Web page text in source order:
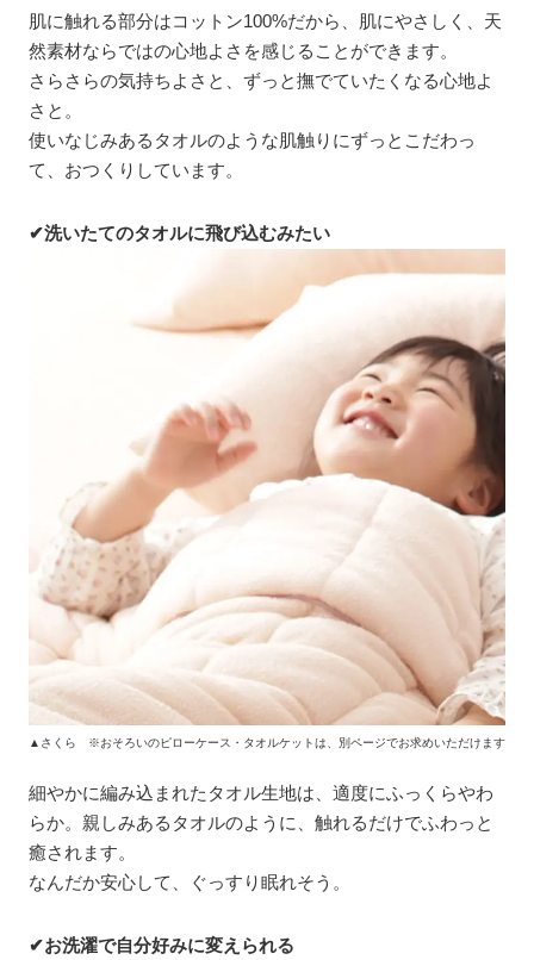
肌に触れる部分はコットン100%だから、肌にやさしく、天
然素材ならではの心地よさを感じることができます。
さらさらの気持ちよさと、ずっと撫でていたくなる心地よ
さと。
使いなじみあるタオルのような肌触りにずっとこだわっ
て、おつくりしています。
✔洗いたてのタオルに飛び込むみたい
▲さくら ※おそろいのピローケース・タオルケットは、別ページでお求めいただけます
細やかに編み込まれたタオル生地は、適度にふっくらやわ
らか。親しみあるタオルのように、触れるだけでふわっと
癒されます。
なんだか安心して、ぐっすり眠れそう。
✔お洗濯で自分好みに変えられる